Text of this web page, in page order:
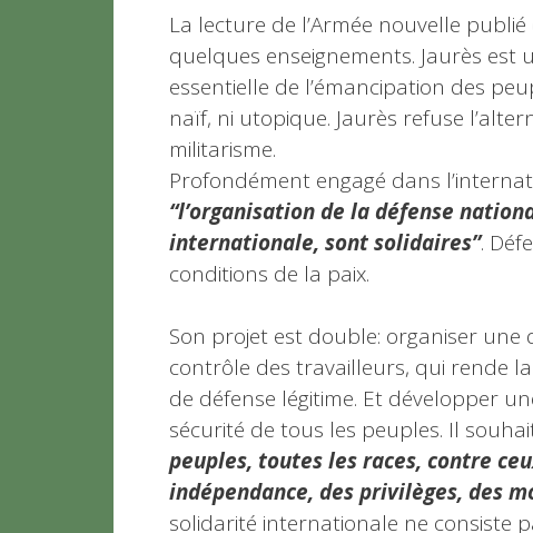
La lecture de l’Armée nouvelle
quelques enseignements. Jaurès
essentielle de l’émancipation des
naïf, ni utopique. Jaurès refuse
militarisme.
Profondément engagé dans
“l’organisation de la défense
internationale, sont solidaires”.
conditions de la paix.
Son projet est double: organiser
contrôle des travailleurs, qui rende
de défense légitime. Et développer
sécurité de tous les peuples. Il
peuples, toutes les races, contre
indépendance, des privilèges, des
solidarité internationale ne consiste